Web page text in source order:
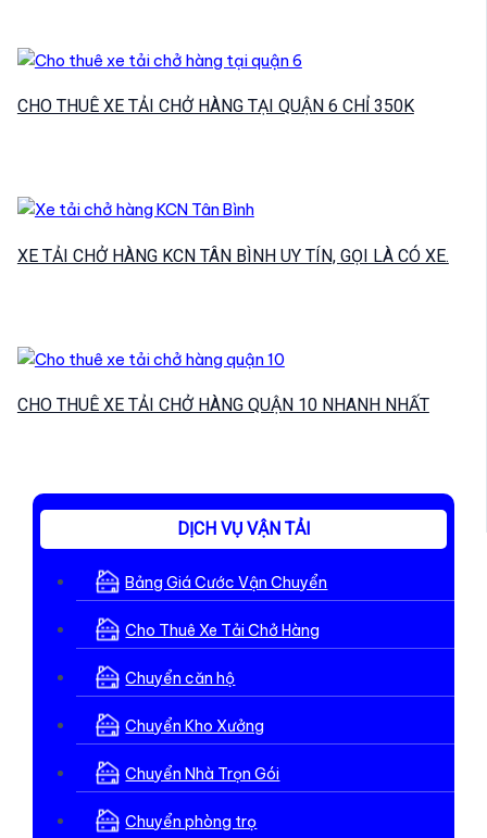
CHO THUÊ XE TẢI CHỞ HÀNG TẠI QUẬN 6 CHỈ 350K
XE TẢI CHỞ HÀNG KCN TÂN BÌNH UY TÍN, GỌI LÀ CÓ XE.
CHO THUÊ XE TẢI CHỞ HÀNG QUẬN 10 NHANH NHẤT
DỊCH VỤ VẬN TẢI
Bảng Giá Cước Vận Chuyển
Cho Thuê Xe Tải Chở Hàng
Chuyển căn hộ
Chuyển Kho Xưởng
Chuyển Nhà Trọn Gói
Chuyển phòng trọ